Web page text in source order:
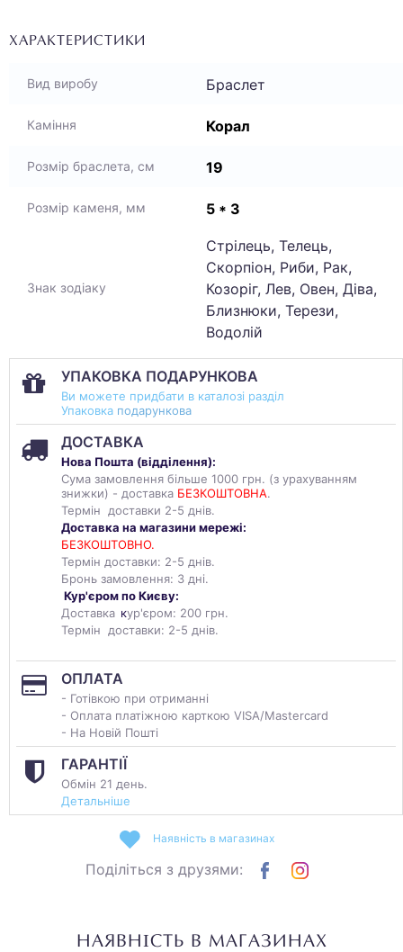
ХАРАКТЕРИСТИКИ
Вид виробу Браслет
Каміння Корал
Розмір браслета, см 19
Розмір каменя, мм 5 * 3
Знак зодіаку
Стрілець, Телець,
Скорпіон, Риби, Рак,
Козоріг, Лев, Овен, Діва,
Близнюки, Терези,
Водолій
УПАКОВКА ПОДАРУНКОВА
Ви можете придбати в каталозі разділ
Упаковка подарункова
ДОСТАВКА
Нова Пошта (відділення):
Сума замовлення більше 1000 грн. (з урахуванням
знижки) - доставка БЕЗКОШТОВНА.
Термін доставки 2-5 днів.
Доставка на магазини мережі:
БЕЗКОШТОВНО.
Термін доставки: 2-5 днів.
Бронь замовлення: 3 дні.
Кур'єром по Києву:
Доставка кур'єром: 200 грн.
Термін доставки: 2-5 днів.
ОПЛАТА
- Готівкою при отриманні
- Оплата платіжною карткою VISA/Mastercard
- На Новій Пошті
ГАРАНТІЇ
Обмін 21 день.
Детальніше
Наявність в магазинах
Поділіться з друзями:
НАЯВНІСТЬ В МАГАЗИНАХ